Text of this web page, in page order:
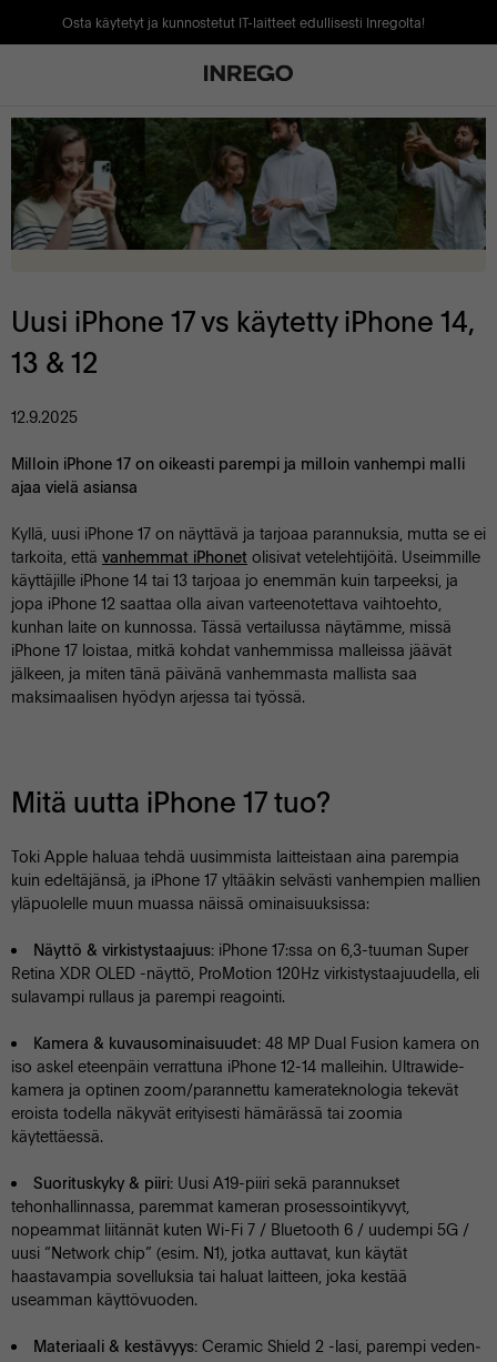
Osta käytetyt ja kunnostetut IT-laitteet edullisesti Inregolta!
Uusi iPhone 17 vs käytetty iPhone 14,
13 & 12
12.9.2025
Milloin iPhone 17 on oikeasti parempi ja milloin vanhempi malli
ajaa vielä asiansa
Kyllä, uusi iPhone 17 on näyttävä ja tarjoaa parannuksia, mutta se ei
tarkoita, että vanhemmat iPhonet olisivat vetelehtijöitä. Useimmille
käyttäjille iPhone 14 tai 13 tarjoaa jo enemmän kuin tarpeeksi, ja
jopa iPhone 12 saattaa olla aivan varteenotettava vaihtoehto,
kunhan laite on kunnossa. Tässä vertailussa näytämme, missä
iPhone 17 loistaa, mitkä kohdat vanhemmissa malleissa jäävät
jälkeen, ja miten tänä päivänä vanhemmasta mallista saa
maksimaalisen hyödyn arjessa tai työssä.
Mitä uutta iPhone 17 tuo?
Toki Apple haluaa tehdä uusimmista laitteistaan aina parempia
kuin edeltäjänsä, ja iPhone 17 yltääkin selvästi vanhempien mallien
yläpuolelle muun muassa näissä ominaisuuksissa:
Näyttö & virkistystaajuus: iPhone 17:ssa on 6,3-tuuman Super
Retina XDR OLED -näyttö, ProMotion 120Hz virkistystaajuudella, eli
sulavampi rullaus ja parempi reagointi.
Kamera & kuvausominaisuudet: 48 MP Dual Fusion kamera on
iso askel eteenpäin verrattuna iPhone 12-14 malleihin. Ultrawide-
kamera ja optinen zoom/parannettu kamerateknologia tekevät
eroista todella näkyvät erityisesti hämärässä tai zoomia
käytettäessä.
Suorituskyky & piiri: Uusi A19-piiri sekä parannukset
tehonhallinnassa, paremmat kameran prosessointikyvyt,
nopeammat liitännät kuten Wi-Fi 7 / Bluetooth 6 / uudempi 5G /
uusi “Network chip” (esim. N1), jotka auttavat, kun käytät
haastavampia sovelluksia tai haluat laitteen, joka kestää
useamman käyttövuoden.
Materiaali & kestävyys: Ceramic Shield 2 -lasi, parempi veden‐